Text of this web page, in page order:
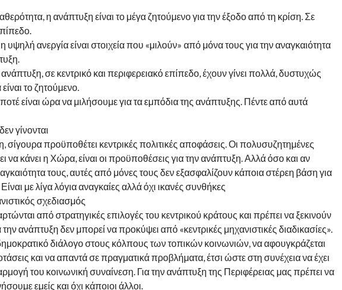
η ανάπτυξη είναι το μέγα ζητούμενο για την έξοδο από τη κρίση. Σε
ανεργία είναι στοιχεία που «μιλούν» από μόνα τους για την αναγκαιότητα
σε κεντρικό και περιφερειακό επίπεδο, έχουν γίνει πολλά, δυστυχώς
το ζητούμενο.
είναι ώρα να μιλήσουμε για τα εμπόδια της ανάπτυξης. Πέντε από αυτά
γίνονται
σίγουρα προϋποθέτει κεντρικές πολιτικές αποφάσεις. Οι πολυσυζητημένες
να κάνει η Χώρα, είναι οι προϋποθέσεις για την ανάπτυξη. Αλλά όσο και αν
τους, αυτές από μόνες τους δεν εξασφαλίζουν κάποια στέρεη βάση για
με λίγα λόγια αναγκαίες αλλά όχι ικανές συνθήκες
σχεδιασμός
από στρατηγικές επιλογές του κεντρικού κράτους και πρέπει να ξεκινούν
την ανάπτυξη δεν μπορεί να προκύψει από «κεντρικές μηχανιστικές διαδικασίες».
διάλογο στους κόλπους των τοπικών κοινωνιών, να αφουγκράζεται
και να απαντά σε πραγματικά προβλήματα, έτσι ώστε στη συνέχεια να έχει
του κοινωνική συναίνεση. Για την ανάπτυξη της Περιφέρειας μας πρέπει να
εμείς και όχι κάποιοι άλλοι.